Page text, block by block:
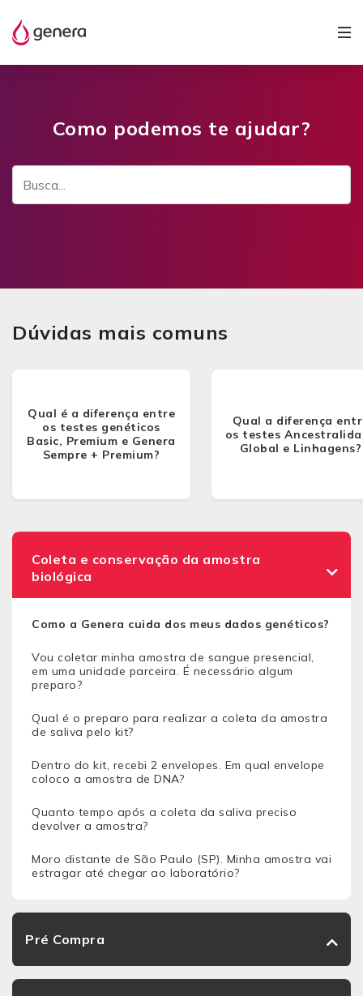
Como podemos te ajudar?
Dúvidas mais comuns
Qual é a diferença entre
os testes genéticos
Basic, Premium e Genera
Sempre + Premium?
Qual a diferença
os testes
Global e Linhagens?
Coleta e conservação da amostra
biológica
Como a Genera cuida dos meus dados genéticos?
Vou coletar minha amostra de sangue presencial,
em uma unidade parceira. É necessário algum
preparo?
Qual é o preparo para realizar a coleta da amostra
de saliva pelo kit?
Dentro do kit, recebi 2 envelopes. Em qual envelope
coloco a amostra de DNA?
Quanto tempo após a coleta da saliva preciso
devolver a amostra?
Moro distante de São Paulo (SP). Minha amostra vai
estragar até chegar ao laboratório?
Pré Compra